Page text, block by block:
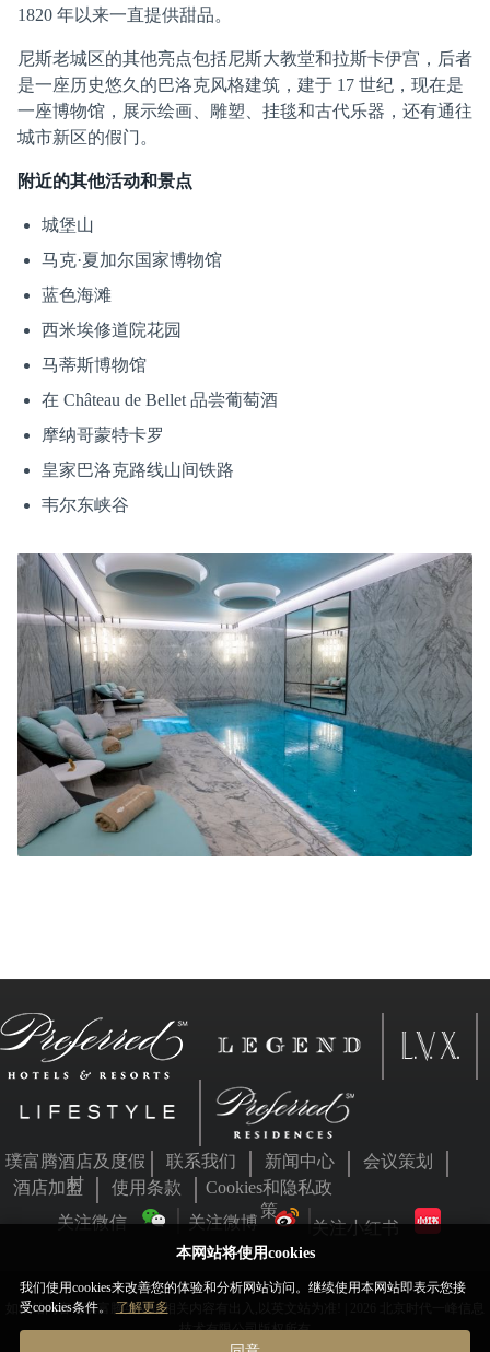
本网站将使用cookies
我们使用cookies来改善您的体验和分析网站访问。继续使用本网站即表示您接
受cookies条件。
了解更多
1820 年以来一直提供甜品。
尼斯老城区的其他亮点包括尼斯大教堂和拉斯卡伊宫，后者
是一座历史悠久的巴洛克风格建筑，建于 17 世纪，现在是
一座博物馆，展示绘画、雕塑、挂毯和古代乐器，还有通往
城市新区的假门。
附近的其他活动和景点
城堡山
马克·夏加尔国家博物馆
蓝色海滩
西米埃修道院花园
马蒂斯博物馆
在 Château de Bellet 品尝葡萄酒
摩纳哥蒙特卡罗
皇家巴洛克路线山间铁路
韦尔东峡谷
璞富腾酒店及度假
村
联系我们 新闻中心
会议策划
酒店加盟
使用条款
Cookies和隐私政
策
关注微信 关注微博 关注小红书
如本站内容与璞富腾英文站相关内容有出入,以英文站为准! | 2026 北京时代一峰信息
技术有限公司版权所有